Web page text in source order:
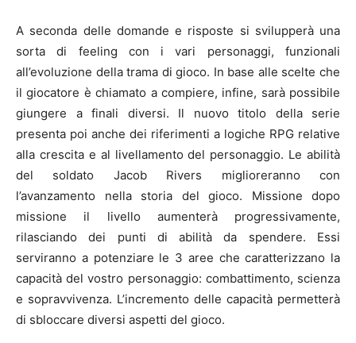
A seconda delle domande e risposte si svilupperà una
sorta di feeling con i vari personaggi, funzionali
all’evoluzione della trama di gioco. In base alle scelte che
il giocatore è chiamato a compiere, infine, sarà possibile
giungere a finali diversi. Il nuovo titolo della serie
presenta poi anche dei riferimenti a logiche RPG relative
alla crescita e al livellamento del personaggio. Le abilità
del soldato Jacob Rivers miglioreranno con
l’avanzamento nella storia del gioco. Missione dopo
missione il livello aumenterà progressivamente,
rilasciando dei punti di abilità da spendere. Essi
serviranno a potenziare le 3 aree che caratterizzano la
capacità del vostro personaggio: combattimento, scienza
e sopravvivenza. L’incremento delle capacità permetterà
di sbloccare diversi aspetti del gioco.